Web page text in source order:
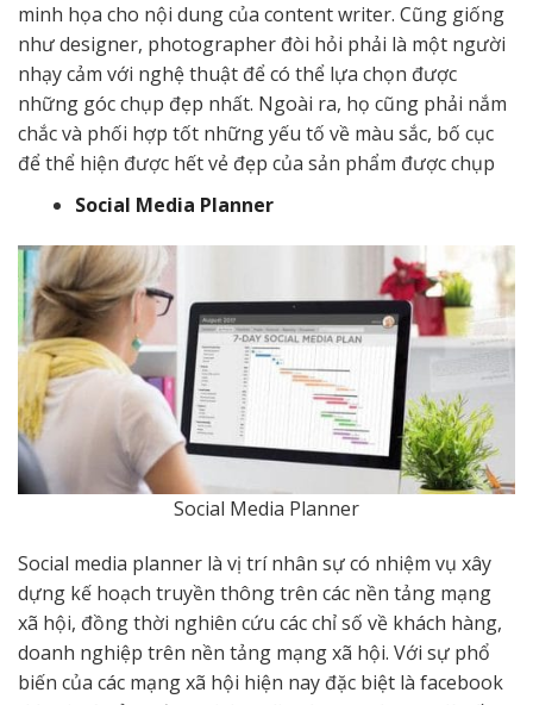
minh họa cho nội dung của content writer. Cũng giống
như designer, photographer đòi hỏi phải là một người
nhạy cảm với nghệ thuật để có thể lựa chọn được
những góc chụp đẹp nhất. Ngoài ra, họ cũng phải nắm
chắc và phối hợp tốt những yếu tố về màu sắc, bố cục
để thể hiện được hết vẻ đẹp của sản phẩm được chụp
Social Media Planner
Social Media Planner
Social media planner là vị trí nhân sự có nhiệm vụ xây
dựng kế hoạch truyền thông trên các nền tảng mạng
xã hội, đồng thời nghiên cứu các chỉ số về khách hàng,
doanh nghiệp trên nền tảng mạng xã hội. Với sự phổ
biến của các mạng xã hội hiện nay đặc biệt là facebook